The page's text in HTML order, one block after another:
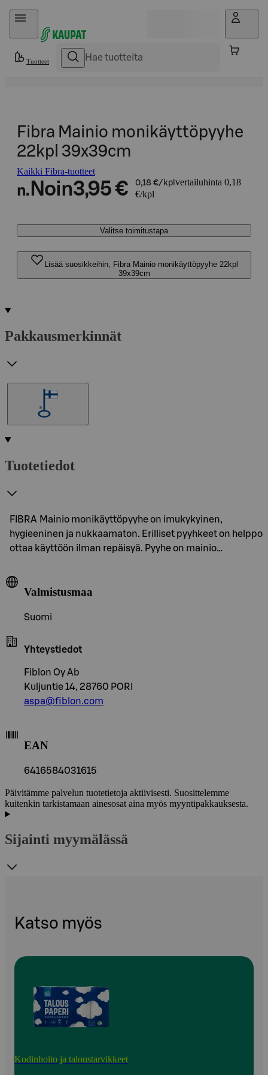
Hyppää sisältöön
Tuotteet
Fibra Mainio monikäyttöpyyhe
22kpl 39x39cm
Kaikki Fibra-tuotteet
n. Noin3,95 € 0,18 €/kpl vertailuhinta 0,18
€/kpl
Valitse toimitustapa
Lisää suosikkeihin, Fibra Mainio monikäyttöpyyhe 22kpl
39x39cm
Pakkausmerkinnät
Tuotetiedot
FIBRA Mainio monikäyttöpyyhe on imukykyinen,
hygieeninen ja nukkaamaton. Erilliset pyyhkeet on helppo
ottaa käyttöön ilman repäisyä. Pyyhe on mainio…
Valmistusmaa
Suomi
Yhteystiedot
Fiblon Oy Ab
Kuljuntie 14, 28760 PORI
aspa@fiblon.com
EAN
6416584031615
Päivitämme palvelun tuotetietoja aktiivisesti. Suosittelemme
kuitenkin tarkistamaan ainesosat aina myös myyntipakkauksesta.
Sijainti myymälässä
Katso myös
Kodinhoito ja taloustarvikkeet